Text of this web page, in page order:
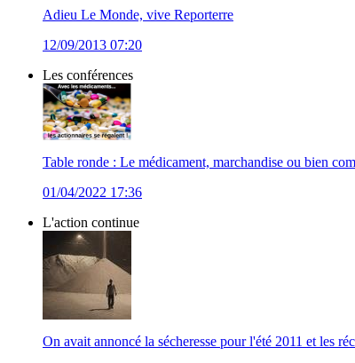
Adieu Le Monde, vive Reporterre
12/09/2013 07:20
Les conférences
Table ronde : Le médicament, marchandise ou bien
01/04/2022 17:36
L'action continue
On avait annoncé la sécheresse pour l'été 2011 et les